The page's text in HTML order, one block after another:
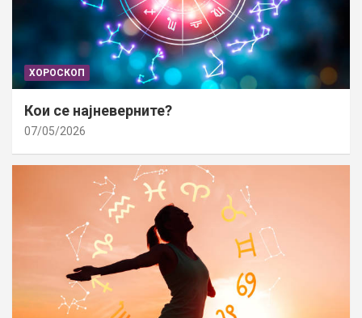
ХОРОСКОП
Кои се најневерните?
07/05/2026